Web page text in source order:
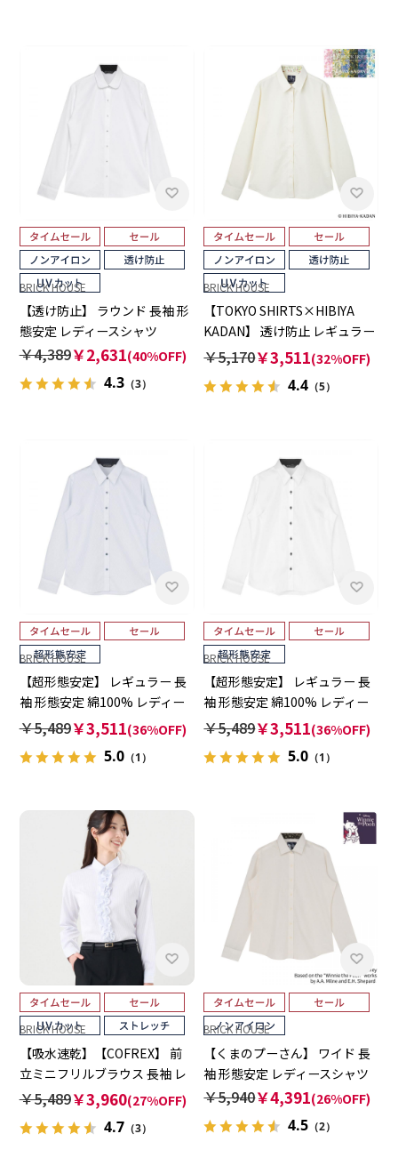
BRICK HOUSE
【透け防止】 ラウンド 長袖 形
態安定 レディースシャツ
￥4,389￥2,631(40%OFF)
4.3（3）
BRICK HOUSE
【TOKYO SHIRTS×HIBIYA
KADAN】 透け防止 レギュラー
長袖 形態安定 レディースシャ
￥5,170￥3,511(32%OFF)
4.4 （5）
BRICK HOUSE
【超形態安定】 レギュラー 長
袖 形態安定 綿100% レディー
スシャツ
￥5,489￥3,511(36%OFF)
5.0（1）
BRICK HOUSE
【超形態安定】 レギュラー 長
袖 形態安定 綿100% レディー
スシャツ
￥5,489￥3,511(36%OFF)
5.0 （1）
BRICK HOUSE
【吸水速乾】【COFREX】 前
立ミニフリルブラウス 長袖 レ
ディースデザインシャツ
￥5,489￥3,960(27%OFF)
4.7（3）
BRICK HOUSE
【くまのプーさん】 ワイド 長
袖 形態安定 レディースシャツ
￥5,940￥4,391(26%OFF)
4.5 （2）